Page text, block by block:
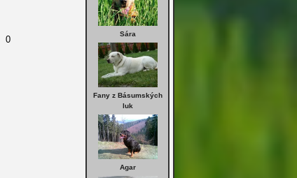
Sára
Fany z Básumských
luk
Agar
0